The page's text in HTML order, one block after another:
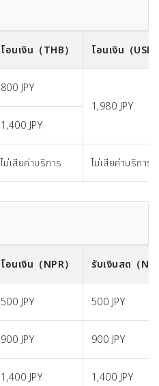
โอนเงิน （THB） โอนเงิน （
800 JPY
1,980 JPY
1,400 JPY
ไม่เสียค่าบริการ ไม่เสียค่าบริการ
โอนเงิน （NPR） รับเงินสด （
500 JPY 500 JPY
900 JPY 900 JPY
1,400 JPY 1,400 JPY